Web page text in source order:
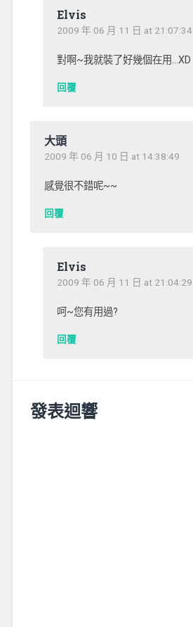
Elvis
2009 年 06 月 11 日 at 21:07:34
對啊~我就裝了好幾個在用…XD
回覆
大頭
2009 年 06 月 10 日 at 14:38:49
感覺很不錯呢~~
回覆
Elvis
2009 年 06 月 11 日 at 21:04:29
呵~您有用過?
回覆
發表迴響